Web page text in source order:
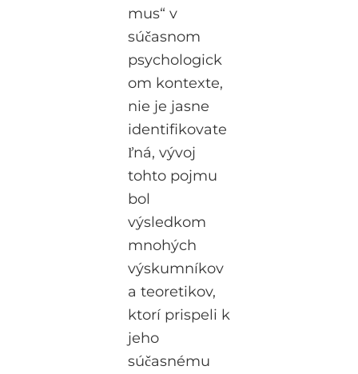
mus“ v
súčasnom
psychologick
om kontexte,
nie je jasne
identifikovate
ľná, vývoj
tohto pojmu
bol
výsledkom
mnohých
výskumníkov
a teoretikov,
ktorí prispeli k
jeho
súčasnému